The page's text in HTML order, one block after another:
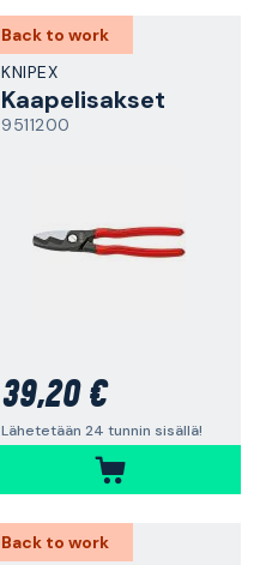
Back to work
KNIPEX
Kaapelisakset
9511200
39,20 €
Lähetetään 24 tunnin sisällä!
Back to work